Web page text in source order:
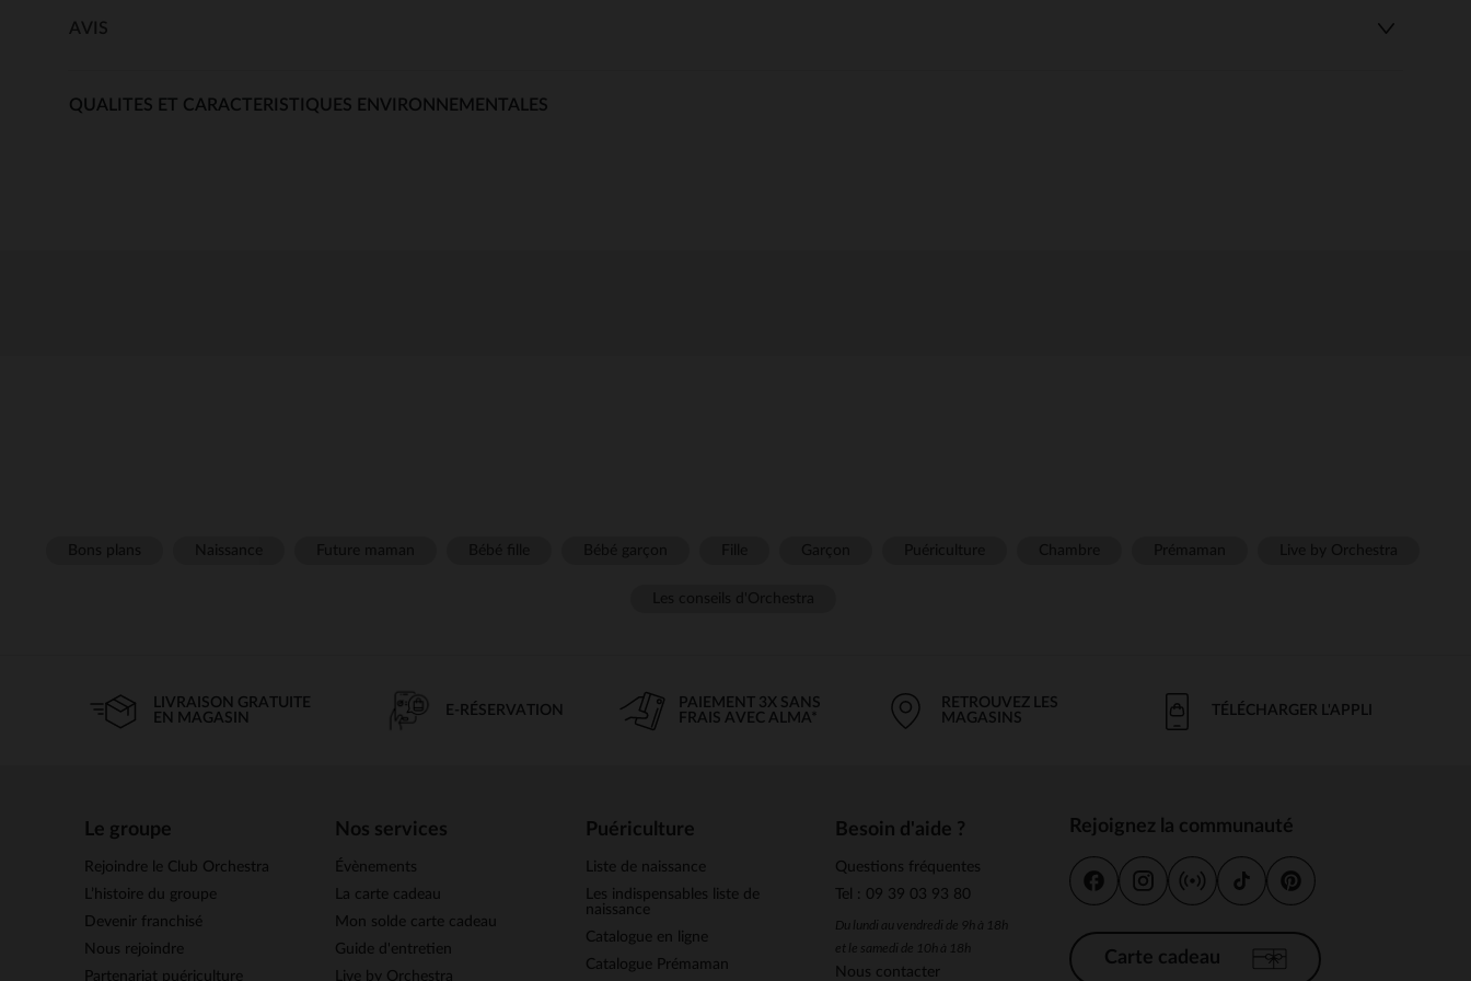
AVIS
QUALITES ET CARACTERISTIQUES ENVIRONNEMENTALES
LIVRAISON GRATUITE
EN MAGASIN
E-RÉSERVATION
PAIEMENT 3X SANS
FRAIS AVEC ALMA*
RETROUVEZ LES
MAGASINS
TÉLÉCHARGER L'APPLI
Le groupe
Rejoindre le Club Orchestra
L’histoire du groupe
Devenir franchisé
Nous rejoindre
Partenariat puériculture
Nos services
Évènements
La carte cadeau
Mon solde carte cadeau
Guide d'entretien
Live by Orchestra
Puériculture
Liste de naissance
Les indispensables liste de
naissance
Catalogue en ligne
Catalogue Prémaman
Besoin d'aide ?
Questions fréquentes
Tel : 09 39 03 93 80
Du lundi au vendredi de 9h à 18h
et le samedi de 10h à 18h
Nous contacter
Rejoignez la communauté
Carte cadeau